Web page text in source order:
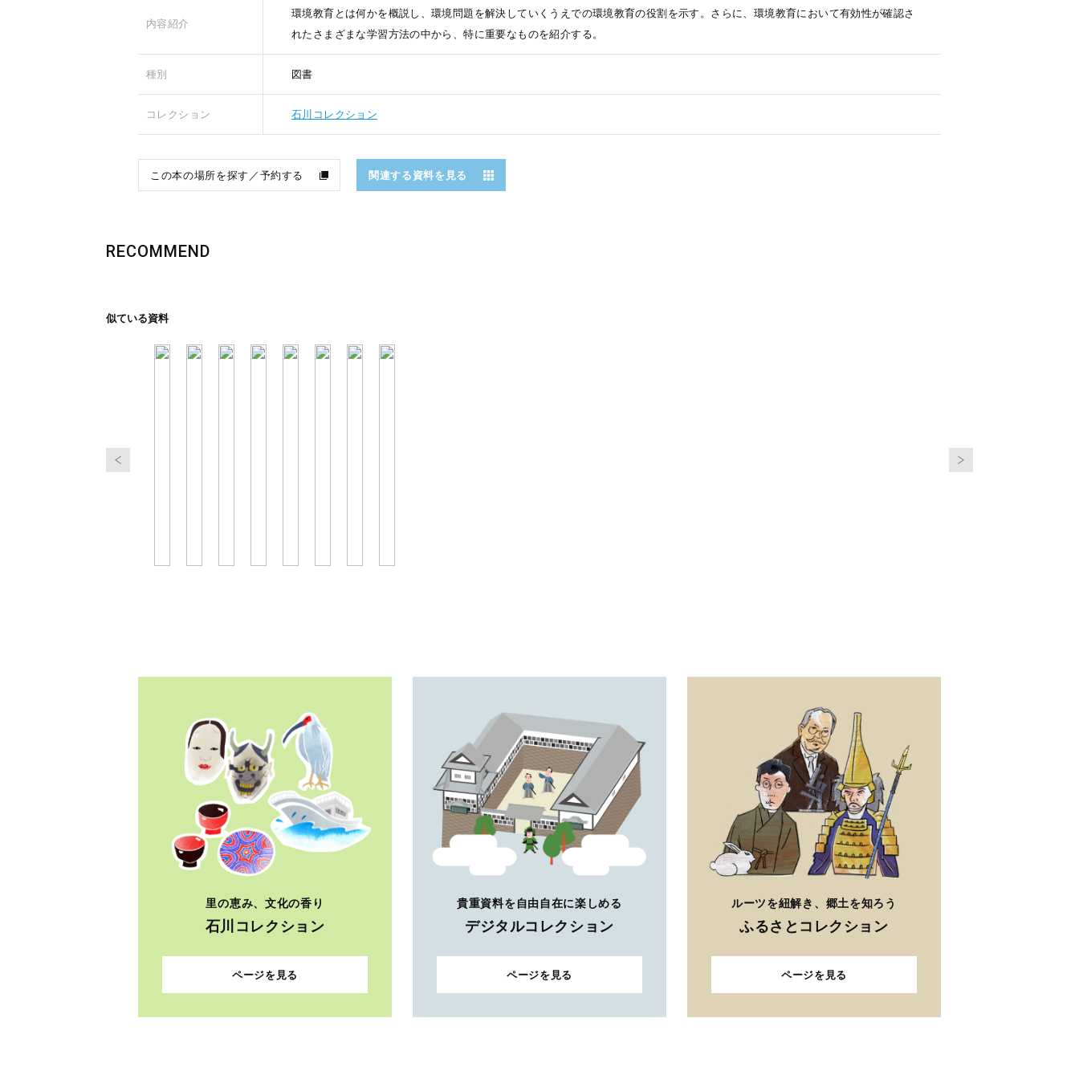
内容紹介
環境教育とは何かを概説し、環境問題を解決していくうえでの環境教育の役割を示す。さらに、環境教育において有効性が確認さ
れたさまざまな学習方法の中から、特に重要なものを紹介する。
種別 図書
コレクション 石川コレクション
この本の場所を探す／予約する 関連する資料を見る
RECOMMEND
似ている資料
里の恵み、文化の香り
石川コレクション
ページを見る
貴重資料を自由自在に楽しめる
デジタルコレクション
ページを見る
ルーツを紐解き、郷土を知ろう
ふるさとコレクション
ページを見る